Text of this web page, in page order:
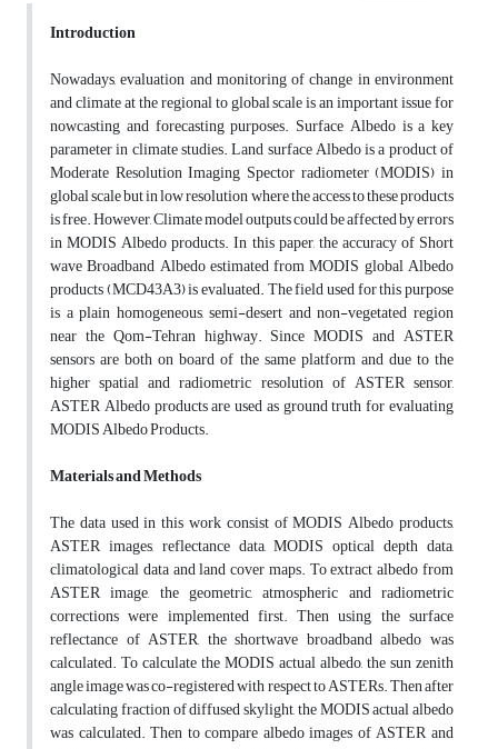
Introduction
Nowadays, evaluation and monitoring of change in environment
and climate at the regional to global scale is an important issue for
nowcasting and forecasting purposes. Surface Albedo is a key
parameter in climate studies. Land surface Albedo is a product of
Moderate Resolution Imaging Spector radiometer (MODIS) in
global scale but in low resolution where the access to these products
is free. However, Climate model outputs could be affected by errors
in MODIS Albedo products. In this paper, the accuracy of Short
wave Broadband Albedo estimated from MODIS global Albedo
products (MCD43A3) is evaluated. The field used for this purpose
is a plain homogeneous, semi-desert and non-vegetated region
near the Qom-Tehran highway. Since MODIS and ASTER
sensors are both on board of the same platform and due to the
higher spatial and radiometric resolution of ASTER sensor,
ASTER Albedo products are used as ground truth for evaluating
MODIS Albedo Products.
Materials and Methods
The data used in this work consist of MODIS Albedo products,
ASTER images, reflectance data, MODIS optical depth data,
climatological data and land cover maps. To extract albedo from
ASTER image, the geometric, atmospheric and radiometric
corrections were implemented first. Then using the surface
reflectance of ASTER, the shortwave broadband albedo was
calculated. To calculate the MODIS actual albedo, the sun zenith
angle image was co-registered with respect to ASTERs. Then after
calculating fraction of diffused skylight, the MODIS actual albedo
was calculated. Then to compare albedo images of ASTER and